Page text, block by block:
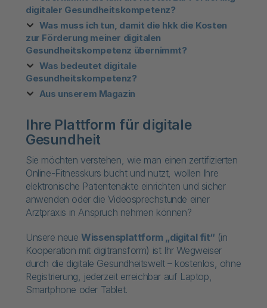
digitaler Gesundheitskompetenz?
Was muss ich tun, damit die hkk die Kosten
zur Förderung meiner digitalen
Gesundheitskompetenz übernimmt?
Was bedeutet digitale
Gesundheitskompetenz?
Aus unserem Magazin
Ihre Plattform für digitale
Gesundheit
Sie möchten verstehen, wie man einen zertifizierten
Online-Fitnesskurs bucht und nutzt, wollen Ihre
elektronische Patientenakte einrichten und sicher
anwenden oder die Videosprechstunde einer
Arztpraxis in Anspruch nehmen können?
Unsere neueWissensplattform „digital fit“ (in
Kooperation mit digitransform) ist Ihr Wegweiser
durch die digitale Gesundheitswelt – kostenlos, ohne
Registrierung, jederzeit erreichbar auf Laptop,
Smartphone oder Tablet.